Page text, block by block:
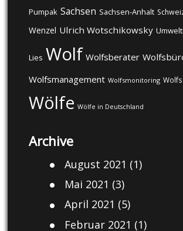
Pumpak Sachsen Sachsen-Anhalt
Wenzel Ulrich Wotschikowsky
Lies Wolf Wolfsberater
Wolfsmanagement Wolfsmonitoring
Wölfe Wölfe in Deutschland
Archive
August 2021 (1)
Mai 2021 (3)
April 2021 (5)
Februar 2021 (1)